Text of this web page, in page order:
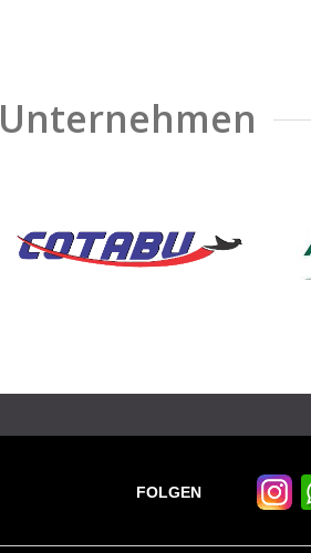
Unternehmen
FOLGEN